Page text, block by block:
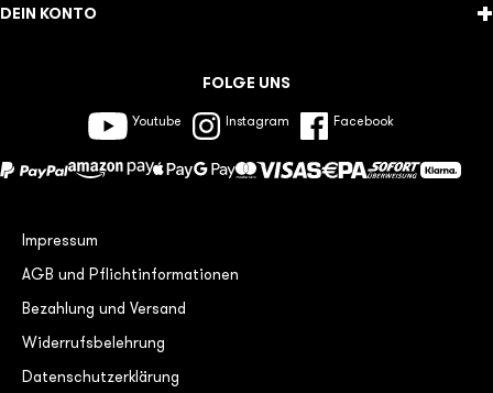
DEIN KONTO +
FOLGE UNS
Youtube Instagram Facebook
Impressum
AGB und Pflichtinformationen
Bezahlung und Versand
Widerrufsbelehrung
Datenschutzerklärung